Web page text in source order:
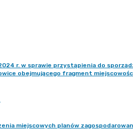
r. w sprawie przystąpienia do
obejmującego fragment
miejscowych planów